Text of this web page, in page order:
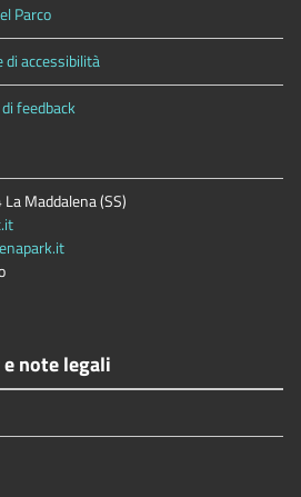
Parco
di accessibilità
feedback
Maddalena (SS)
note legali